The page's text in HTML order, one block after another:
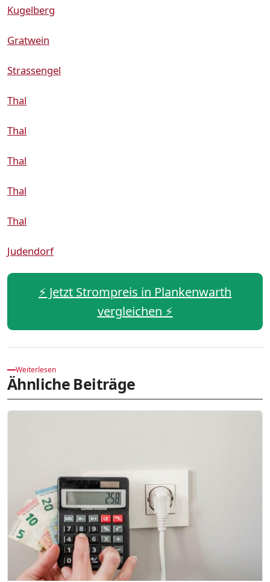
Kugelberg
Gratwein
Strassengel
Thal
Thal
Thal
Thal
Thal
Judendorf
⚡️ Jetzt Strompreis in Plankenwarth
vergleichen ⚡️
Weiterlesen
Ähnliche Beiträge